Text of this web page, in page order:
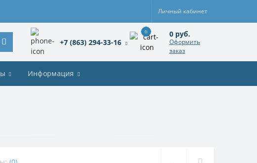
Личный кабинет
+7 (863) 294-33-16
0 0 руб.
Оформить
заказ
Информация